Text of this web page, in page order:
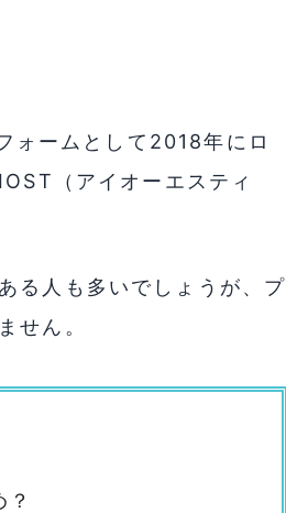
ォームとして2018年にロ
（アイオーエスティ
る人も多いでしょうが、プ
せん。